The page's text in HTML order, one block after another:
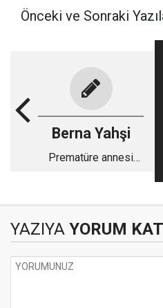
Önceki ve Sonraki
Berna Yahşi
Prematüre annesi
YAZIYA YORUM KAT